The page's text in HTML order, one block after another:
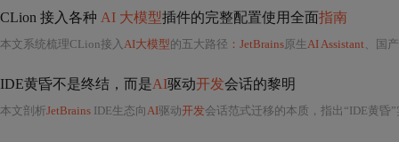
CLion 接入各种 AI 大模型插件的完整配置使用全面指南
本文系统梳理CLion接入AI大模型的五大路径 ：JetBrains 原生AI Assistant、国
IDE黄昏不是终结，而是AI驱动开发会话的黎明
本文剖析JetBrains IDE生态向AI驱动开发会话范式迁移的本质，指出“IDE黄昏”实为单机重